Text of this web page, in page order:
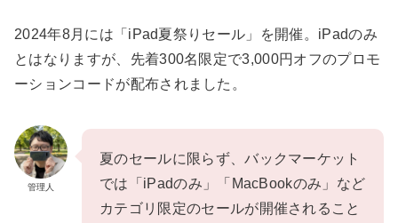
2024年8月には「iPad夏祭りセール」を開催。iPadのみ
とはなりますが、先着300名限定で3,000円オフのプロモ
ーションコードが配布されました。
管理人
夏のセールに限らず、バックマーケット
では「iPadのみ」「MacBookのみ」など
カテゴリ限定のセールが開催されること